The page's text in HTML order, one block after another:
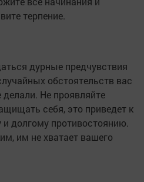
терпение.
дурные предчувствия
обстоятельств вас
Не проявляйте
себя, это приведет к
долгому противостоянию.
им не хватает вашего